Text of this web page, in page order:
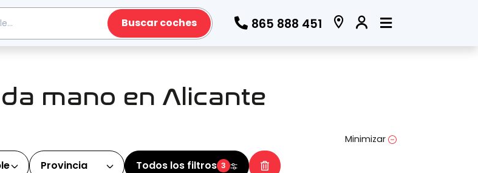
Buscar coches 865 888 451
mano en Alicante
Minimizar
Todos los filtros 3
Provincia
Todos los filtros